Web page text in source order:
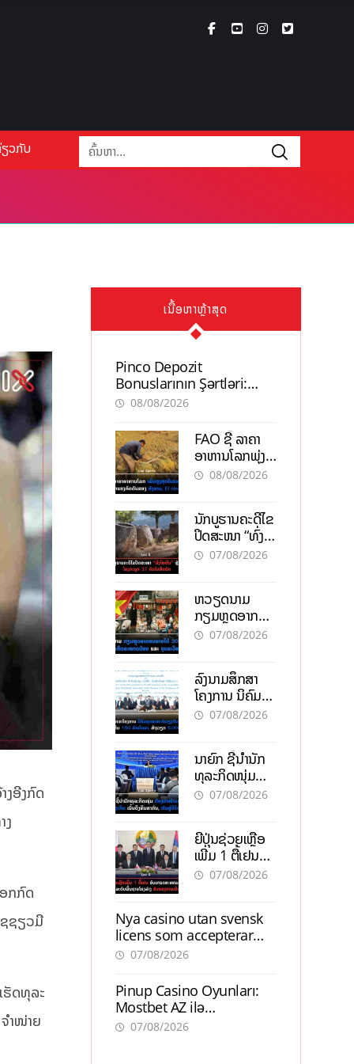
ວກັບ
ງອີງກົດ
ງ
ກກົດ
ຊຊຽວມີ
ຮັດທຸລະ
ຳໜ່າຍ
ເນື້ອຫາຫຼ້າສຸດ
Pinco Depozit
Bonuslarının Şərtləri:
Təcrübəli İstifadəçilərdən
08/08/2026
FAO ຊີ້ ລາຄາ
ອາຫານໂລກພຸ່ງ
ສູງສຸດໃນຮອບ 3
ສົງຄາມ, El
nino
08/08/2026
ນັກບູຮານຄະດີໄຂ
ປິດສະໜາ “ທົ່ງ
ໄຫຫີນ” ຫຼັງພົບ
07/08/2026
ຫວຽດນາມ
ກຽມຫຼຸດອາກອນ
ລາຍໄດ້ 30%
ແລະ ຈຸນລະ
ວິສາຫະກິດ
07/08/2026
ລົງນາມສຶກສາ
ໂຄງການ ນິຄົມ
ອຸດສາຫະກຳ
150 ລ້ານໂດລາ,
ສ້າງວຽກ 5.000
ຕຳແໜ່ງ
07/08/2026
ນາຍົກ ຊີ້ນຳນັກ
ທຸລະກິດໜຸ່ມ
ຕ້ອງນຳໜ້າແກ້
ສາກົນ, ຫັນສູ່ດິຈິ
ຕອນ
07/08/2026
ຍີ່ປຸ່ນຊ່ວຍເຫຼືອ
ເພີ່ມ 1 ຕື້ເຢນ
ອັບເກຣດ
ເຕີບໂຕ
07/08/2026
Nya casino utan svensk
licens som accepterar
Swish: En jämförelse
07/08/2026
Pinup Casino Oyunları:
Mostbet AZ ilə
Müqayisədə Nə Təqdim
07/08/2026